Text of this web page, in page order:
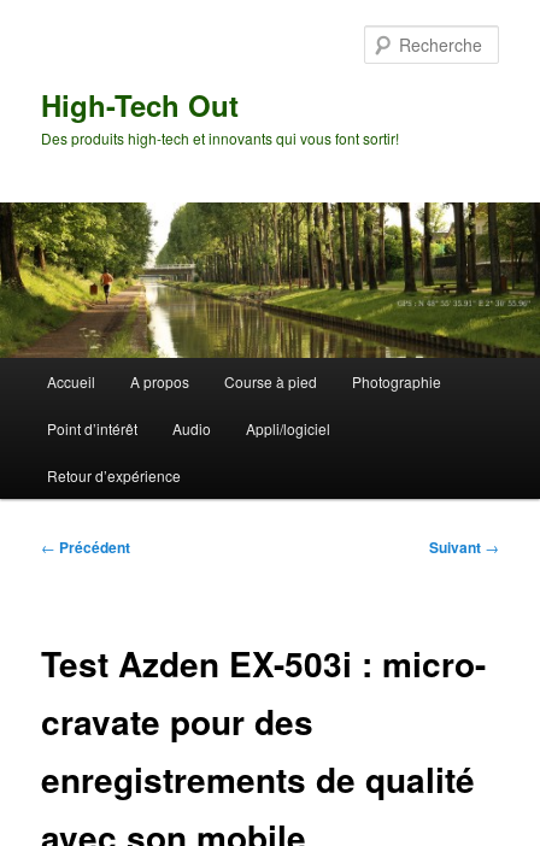
High-Tech Out
Des produits high-tech et innovants qui vous font sortir!
principal
Accueil A propos Course à pied Photographie
Point d’intérêt Audio Appli/logiciel
Retour d’expérience
Navigation
← Précédent Suivant →
Test Azden EX-503i : micro-
cravate pour des
enregistrements de qualité